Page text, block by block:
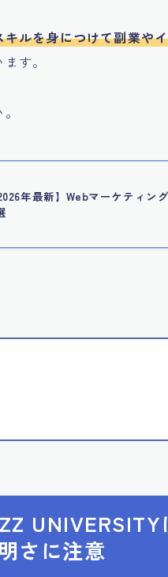
ルを身につけて副業や
す。
2026年最新】Webマーケティ
さに注意